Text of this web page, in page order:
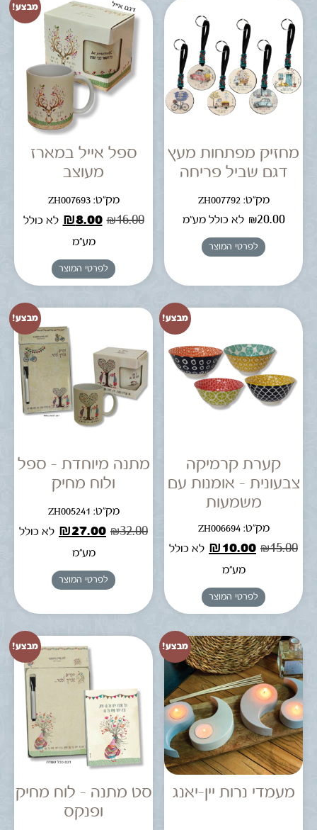
מחזיק מפתחות מעץ
דגם שביל פריחה
מק"ט: ZH007792
₪20.00 לא כולל מע"מ
לפרטי המוצר
מבצע!
ספל אייל במארז
מעוצב
מק"ט: ZH007693
₪16.00
₪8.00
לא כולל
מע"מ
לפרטי המוצר
מבצע!
קערת קרמיקה
צבעונית – אומנות עם
משמעות
מק"ט: ZH006694
₪15.00
₪10.00
לא כולל
מע"מ
לפרטי המוצר
מבצע!
מתנה מיוחדת – ספל
ולוח מחיק
מק"ט: ZH005241
₪32.00
₪27.00
לא כולל
מע"מ
לפרטי המוצר
מבצע!
מעמדי נרות יין-יאנג
מבצע!
סט מתנה – לוח מחיק
ופנקס